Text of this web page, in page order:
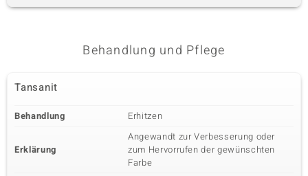
Behandlung und Pflege
Tansanit
Behandlung Erhitzen
Erklärung
Angewandt zur Verbesserung oder
zum Hervorrufen der gewünschten
Farbe